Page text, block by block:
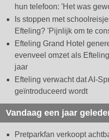
hun telefoon: 'Het was
Is stoppen met
Efteling? 'Pijnlijk om te
Efteling Grand Hotel
evenveel omzet als
jaar
Efteling verwacht dat AI-
geïntroduceerd wordt
Vandaag een jaar
Pretparkfan verkoopt